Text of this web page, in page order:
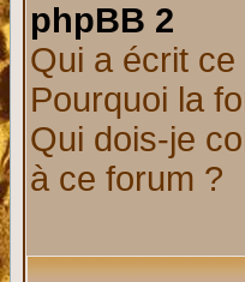
phpBB 2
Qui a écrit ce
Pourquoi la
Qui dois-je
à ce forum ?